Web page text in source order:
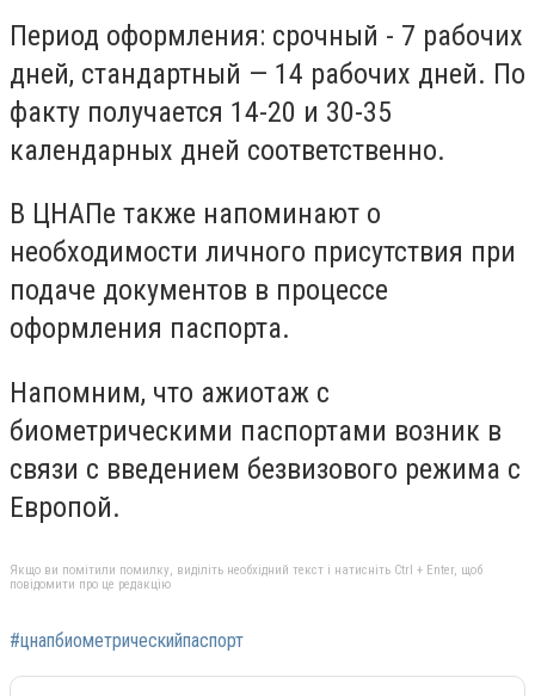
Период оформления: срочный - 7 рабочих
дней, стандартный — 14 рабочих дней. По
факту получается 14-20 и 30-35
календарных дней соответственно.
В ЦНАПе также напоминают о
необходимости личного присутствия при
подаче документов в процессе
оформления паспорта.
Напомним, что ажиотаж с
биометрическими паспортами возник в
связи с введением безвизового режима с
Европой.
Якщо ви помітили помилку, виділіть необхідний текст і натисніть Ctrl + Enter, щоб
повідомити про це редакцію
#цнапбиометрическийпаспорт